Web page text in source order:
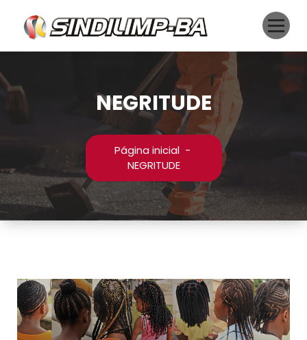
conteúdo
NEGRITUDE
Página inicial-
NEGRITUDE